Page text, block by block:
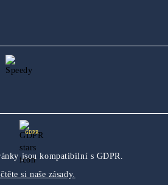
GDPR
jsou kompatibilní s GDPR.
si naše zásady.